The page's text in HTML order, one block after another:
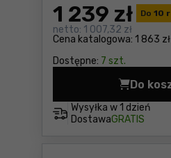
Do 10
Cena katalogowa: 1 863 zł
1 239 zł
netto: 1 007,32 zł
Dostępne: 7 szt.
Wysyłka w 1 dzień
DostawaGRATIS
Do